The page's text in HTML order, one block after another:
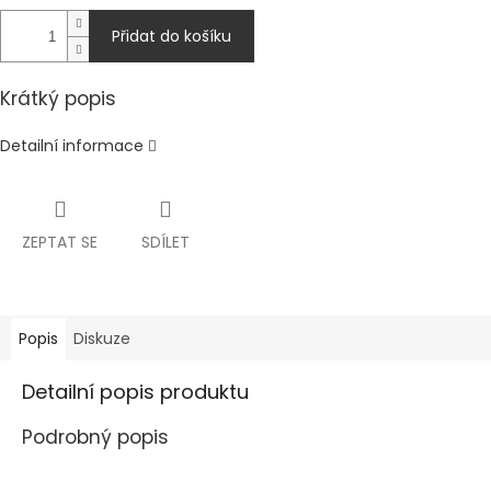
Přidat do košíku
Krátký popis
Detailní informace
ZEPTAT SE SDÍLET
Popis Diskuze
Detailní popis produktu
Podrobný popis